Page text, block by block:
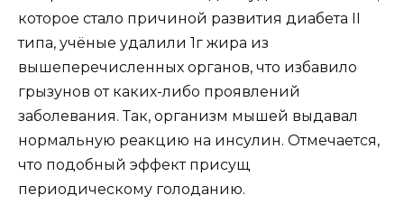
которое стало причиной развития диабета II
типа, учёные удалили 1г жира из
вышеперечисленных органов, что избавило
грызунов от каких-либо проявлений
заболевания. Так, организм мышей выдавал
нормальную реакцию на инсулин. Отмечается,
что подобный эффект присущ
периодическому голоданию.